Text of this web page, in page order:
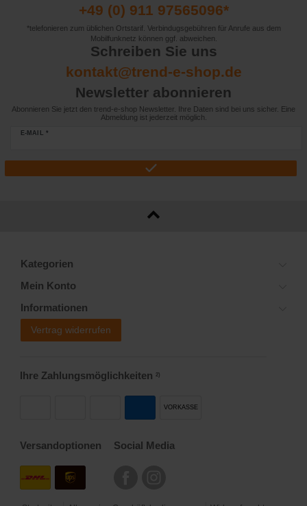
+49 (0) 911 97565096*
*telefonieren zum üblichen Ortstarif. Verbindugsgebühren für Anrufe aus dem
Mobilfunknetz können ggf. abweichen.
Schreiben Sie uns
kontakt@trend-e-shop.de
Newsletter abonnieren
Abonnieren Sie jetzt den trend-e-shop Newsletter. Ihre Daten sind bei uns sicher. Eine
Abmeldung ist jederzeit möglich.
E-MAIL *
Kategorien
Mein Konto
Informationen
Vertrag widerrufen
Ihre Zahlungsmöglichkeiten 2)
VORKASSE
Versandoptionen Social Media